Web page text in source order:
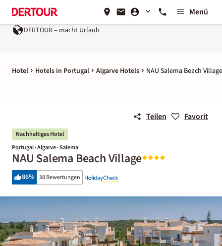
Menü
DERTOUR – macht Urlaub
Hotel Hotels in Portugal Algarve Hotels NAU Salema Beach Village
Teilen Favorit
Nachhaltiges Hotel
Portugal · Algarve · Salema
NAU Salema Beach Village
86% 38 Bewertungen